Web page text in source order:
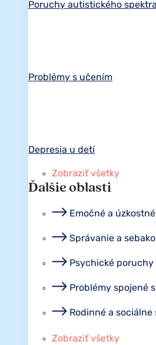
Poruchy autistického spektra
Problémy s učením
Depresia u detí
Zobraziť všetky
Ďalšie oblasti
Emočné a
Správanie a
Psychické poruchy
Problémy spojené
Rodinné a sociálne
Zobraziť všetky